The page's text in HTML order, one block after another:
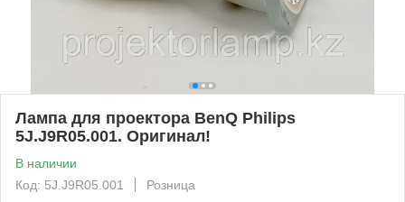
Лампа для проектора BenQ Philips
5J.J9R05.001. Оригинал!
В наличии
Код: 5J.J9R05.001
Розница